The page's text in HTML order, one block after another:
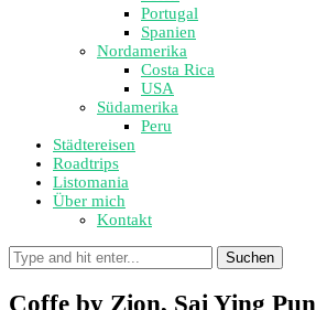
Portugal
Spanien
Nordamerika
Costa Rica
USA
Südamerika
Peru
Städtereisen
Roadtrips
Listomania
Über mich
Kontakt
Suchen
Coffe by Zion, Sai Ying Pun